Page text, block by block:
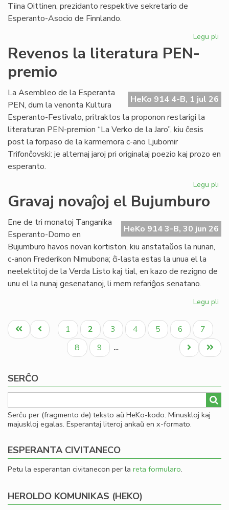
Tiina Oittinen, prezidanto respektive sekretario de
Esperanto-Asocio de Finnlando.
Legu pli
Revenos la literatura PEN-
premio
HeKo 914 4-B, 1 jul 26
La Asembleo de la Esperanta
PEN, dum la venonta Kultura
Esperanto-Festivalo, pritraktos la proponon restarigi la
literaturan PEN-premion “La Verko de la Jaro”, kiu ĉesis
post la forpaso de la karmemora c-ano Ljubomir
Trifonĉovski: je alternaj jaroj pri originalaj poezio kaj prozo en
esperanto.
Legu pli
Gravaj novaĵoj el Bujumburo
HeKo 914 3-B, 30 jun 26
Ene de tri monatoj Tanganika
Esperanto-Domo en
Bujumburo havos novan kortiston, kiu anstataŭos la nunan,
c-anon Frederikon Nimubona; ĉi-lasta estas la unua el la
neelektitoj de la Verda Listo kaj tial, en kazo de rezigno de
unu el la nunaj gesenatanoj, li mem refariĝos senatano.
Legu pli
Pagination
Unua
paĝo
Antaŭa
paĝo
Paĝo
1
Aktuala
paĝo
2 Paĝo
3 Paĝo
4 Paĝo
5 Paĝo
6 Paĝo
7
Paĝo
8 Paĝo
9 …
Last
page
Next
page
SERĈO
Serĉu per (fragmento de) teksto aŭ HeKo-kodo. Minuskloj kaj
majuskloj egalas. Esperantaj literoj ankaŭ en x-formato.
ESPERANTA CIVITANECO
Petu la esperantan civitanecon per la reta formularo.
HEROLDO KOMUNIKAS (HEKO)